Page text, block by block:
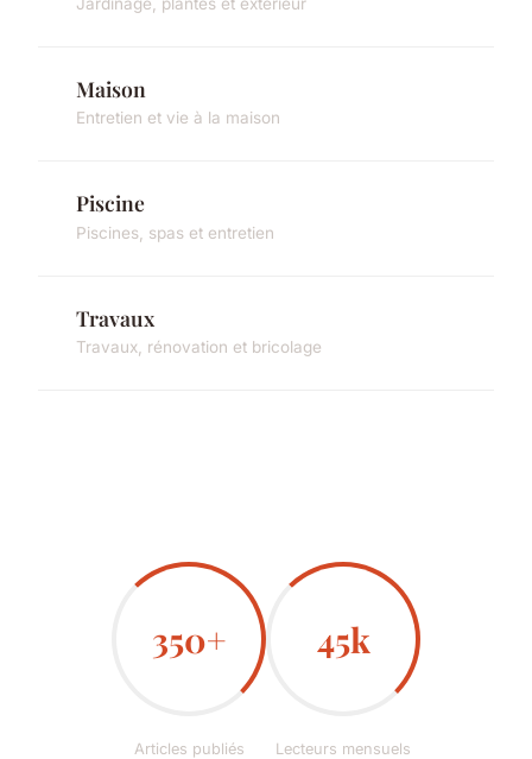
Jardinage, plantes et extérieur
Maison
Entretien et vie à la maison
Piscine
Piscines, spas et entretien
Travaux
Travaux, rénovation et bricolage
350+
Articles publiés
45k
Lecteurs mensuels